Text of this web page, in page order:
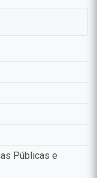
Públicas e